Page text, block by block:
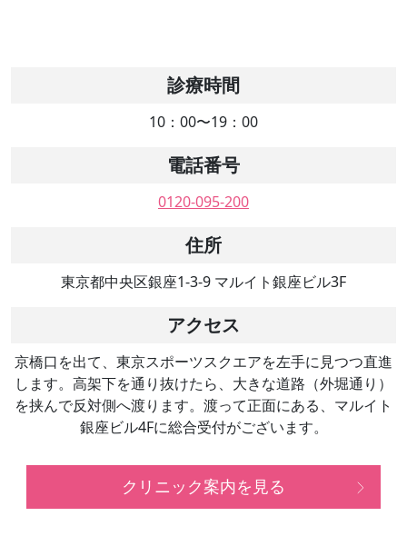
診療時間
10：00〜19：00
電話番号
0120-095-200
住所
東京都中央区銀座1-3-9 マルイト銀座ビル3F
アクセス
京橋口を出て、東京スポーツスクエアを左手に見つつ直進
します。高架下を通り抜けたら、大きな道路（外堀通り）
を挟んで反対側へ渡ります。渡って正面にある、マルイト
銀座ビル4Fに総合受付がございます。
クリニック案内を見る